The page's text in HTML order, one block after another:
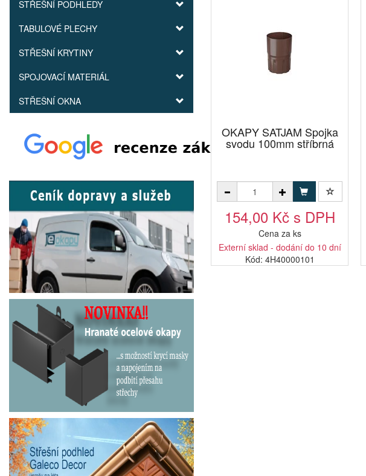
STŘEŠNÍ PODHLEDY
TABULOVÉ PLECHY
STŘEŠNÍ KRYTINY
SPOJOVACÍ MATERIÁL
STŘEŠNÍ OKNA
OKAPY SATJAM Spojka
svodu 100mm stříbrná
154,00 Kč s DPH
Cena za ks
Externí sklad - dodání do 10 dní
Kód: 4H40000101